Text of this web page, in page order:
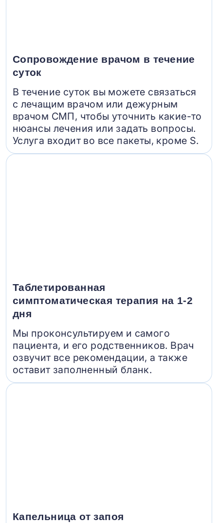
Сопровождение врачом в течение
суток
В течение суток вы можете связаться
с лечащим врачом или дежурным
врачом СМП, чтобы уточнить какие-то
нюансы лечения или задать вопросы.
Услуга входит во все пакеты, кроме S.
Таблетированная
симптоматическая терапия на 1-2
дня
Мы проконсультируем и самого
пациента, и его родственников. Врач
озвучит все рекомендации, а также
оставит заполненный бланк.
Капельница от запоя